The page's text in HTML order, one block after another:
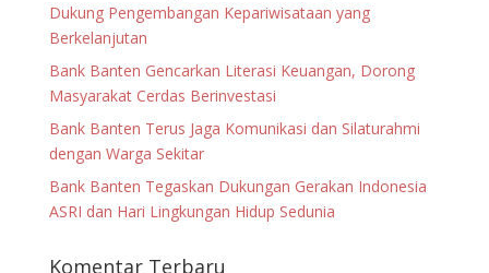
Dukung Pengembangan Kepariwisataan yang
Berkelanjutan
Bank Banten Gencarkan Literasi Keuangan, Dorong
Masyarakat Cerdas Berinvestasi
Bank Banten Terus Jaga Komunikasi dan Silaturahmi
dengan Warga Sekitar
Bank Banten Tegaskan Dukungan Gerakan Indonesia
ASRI dan Hari Lingkungan Hidup Sedunia
Komentar Terbaru